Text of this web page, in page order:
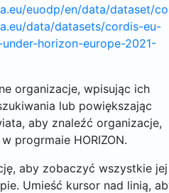
euodp/en/data/dataset/
data/datasets/cordis-eu-
horizon-europe-2021-
organizacje, wpisując ich
lub powiększając
aby znaleźć organizacje,
progrmaie HORIZON.
aby zobaczyć wszystkie jej
Umieść kursor nad linią,